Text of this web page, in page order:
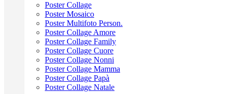
Poster Collage
Poster Mosaico
Poster Multifoto Person.
Poster Collage Amore
Poster Collage Family
Poster Collage Cuore
Poster Collage Nonni
Poster Collage Mamma
Poster Collage Papà
Poster Collage Natale